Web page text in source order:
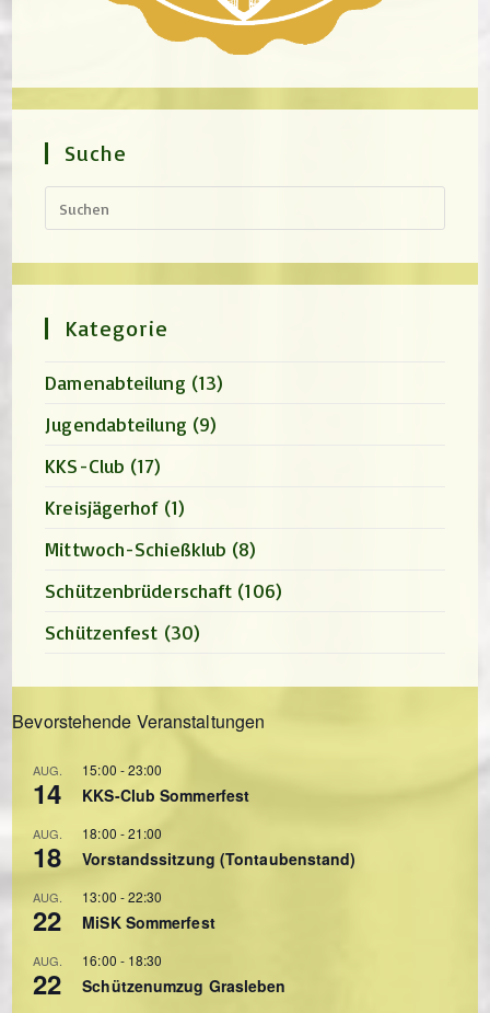
Suche
Kategorie
Damenabteilung (13)
Jugendabteilung (9)
KKS-Club (17)
Kreisjägerhof (1)
Mittwoch-Schießklub (8)
Schützenbrüderschaft (106)
Schützenfest (30)
Bevorstehende Veranstaltungen
AUG.
14
15:00 -23:00
KKS-Club Sommerfest
AUG.
18
18:00 -21:00
Vorstandssitzung (Tontaubenstand)
AUG.
22
13:00 -22:30
MiSK Sommerfest
AUG.
22
16:00 - 18:30
Schützenumzug Grasleben